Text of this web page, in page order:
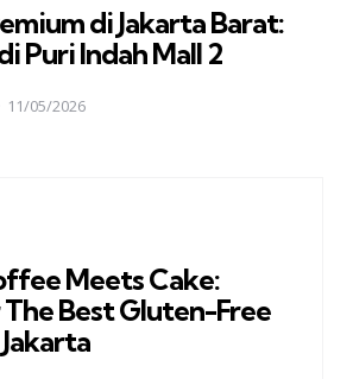
di Jakarta Barat:
Puri Indah Mall 2
11/05/2026
Meets Cake:
Best Gluten-Free